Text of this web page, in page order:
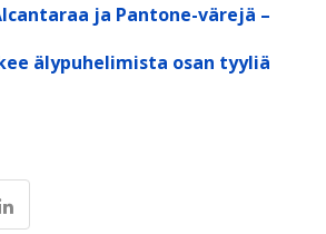
ja Pantone-värejä –
älypuhelimista osan tyyliä